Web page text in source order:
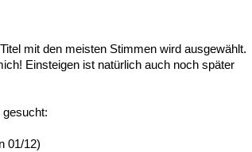
mit den meisten Stimmen wird ausgewählt.
Einsteigen ist natürlich auch noch später
gesucht:
01/12)